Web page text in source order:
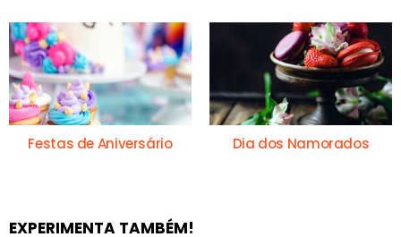
Festas de Aniversário Dia dos Namorados
EXPERIMENTA TAMBÉM!